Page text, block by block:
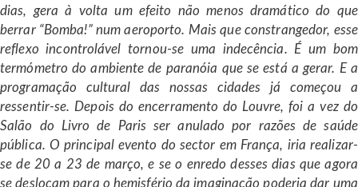
dias, gera à volta um efeito não menos dramático do que
berrar “Bomba!” num aeroporto. Mais que constrangedor, esse
reflexo incontrolável tornou-se uma indecência. É um bom
termómetro do ambiente de paranóia que se está a gerar. E a
programação cultural das nossas cidades já começou a
ressentir-se. Depois do encerramento do Louvre, foi a vez do
Salão do Livro de Paris ser anulado por razões de saúde
pública. O principal evento do sector em França, iria realizar-
se de 20 a 23 de março, e se o enredo desses dias que agora
se deslocam para o hemisfério da imaginação poderia dar uma